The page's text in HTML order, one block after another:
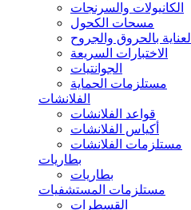
الكانيولات والسرنجات
مسحات الكحول
العناية بالحروق والجروح
الاختبارات السريعة
الجوانتيات
مستلزمات الحماية
الفلانشات
قواعد الفلانشات
أكياس الفلانشات
مستلزمات الفلانشات
بطاريات
بطاريات
مستلزمات المستشفيات
القسطرات